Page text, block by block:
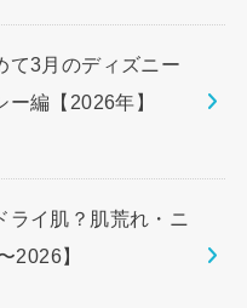
て3月のディズニー
編【2026年】
ライ肌？肌荒れ・ニ
2026】